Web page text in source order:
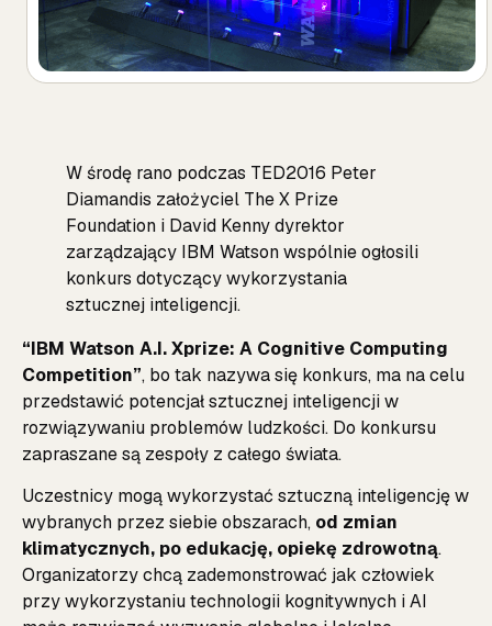
W środę rano podczas TED2016 Peter
Diamandis założyciel The X Prize
Foundation i David Kenny dyrektor
zarządzający IBM Watson wspólnie ogłosili
konkurs dotyczący wykorzystania
sztucznej inteligencji.
“IBM Watson A.I. Xprize: A Cognitive Computing
Competition”, bo tak nazywa się konkurs, ma na celu
przedstawić potencjał sztucznej inteligencji w
rozwiązywaniu problemów ludzkości. Do konkursu
zapraszane są zespoły z całego świata.
Uczestnicy mogą wykorzystać sztuczną inteligencję w
wybranych przez siebie obszarach, od zmian
klimatycznych, po edukację, opiekę zdrowotną.
Organizatorzy chcą zademonstrować jak człowiek
przy wykorzystaniu technologii kognitywnych i AI